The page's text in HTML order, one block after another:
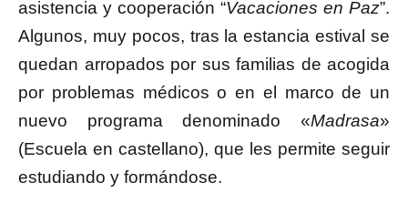
asistencia y cooperación “Vacaciones en Paz”.
Algunos, muy pocos, tras la estancia estival se
quedan arropados por sus familias de acogida
por problemas médicos o en el marco de un
nuevo programa denominado «Madrasa»
(Escuela en castellano), que les permite seguir
estudiando y formándose.